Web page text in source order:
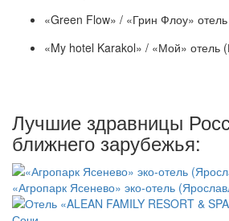
«Green Flow» / «Грин Флоу»
«My hotel Karakol» / «Мой» отель
Лучшие здравницы
ближнего зарубежья:
«Агропарк Ясенево» эко-отель